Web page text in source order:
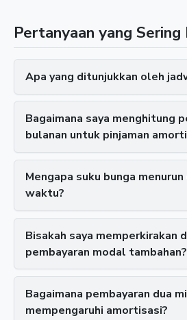
Pertanyaan yang Sering
Apa yang ditunjukkan oleh
Bagaimana saya menghitung
bulanan untuk pinjaman
Mengapa suku bunga
waktu?
Bisakah saya memperkirakan
pembayaran modal tambahan?
Bagaimana pembayaran dua
mempengaruhi amortisasi?